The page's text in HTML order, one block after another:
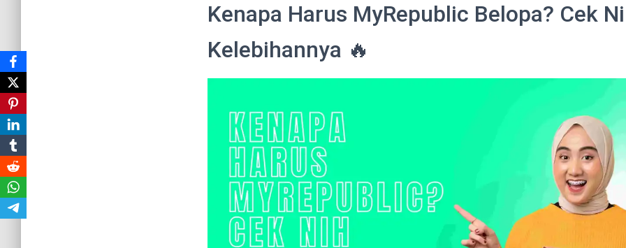
Kenapa Harus MyRepublic Belopa? Cek
Kelebihannya 🔥